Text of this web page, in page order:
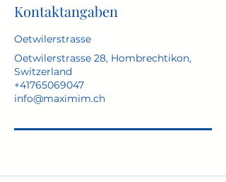
Kontaktangaben
Oetwilerstrasse
Oetwilerstrasse 28, Hombrechtikon,
Switzerland
+41765069047
info@maximim.ch